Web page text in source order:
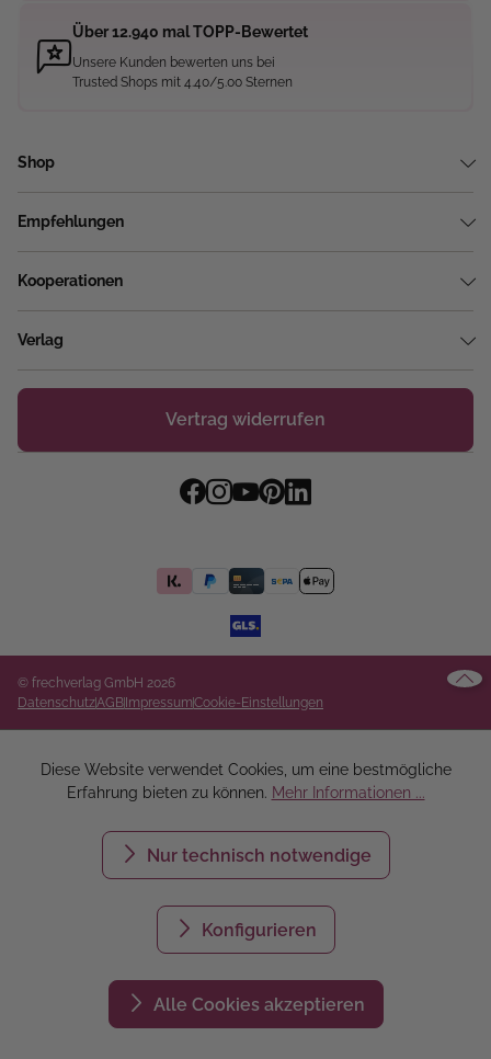
Über 12.940 mal TOPP-Bewertet
Unsere Kunden bewerten uns bei
Trusted Shops mit 4.40/5.00 Sternen
Shop
Empfehlungen
Kooperationen
Verlag
Vertrag widerrufen
© frechverlag GmbH 2026
DatenschutzAGB ImpressumCookie-Einstellungen
Diese Website verwendet Cookies, um eine bestmögliche
Erfahrung bieten zu können. Mehr Informationen ...
Nur technisch notwendige
Konfigurieren
Alle Cookies akzeptieren